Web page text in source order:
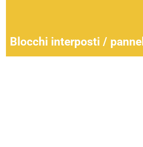
Blocchi interposti /